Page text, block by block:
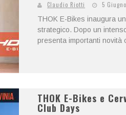
Claudio Riotti 5
THOK E-Bikes inaugura
strategico. Dopo un
presenta importanti novità
THOK E-Bikes e
Club Days